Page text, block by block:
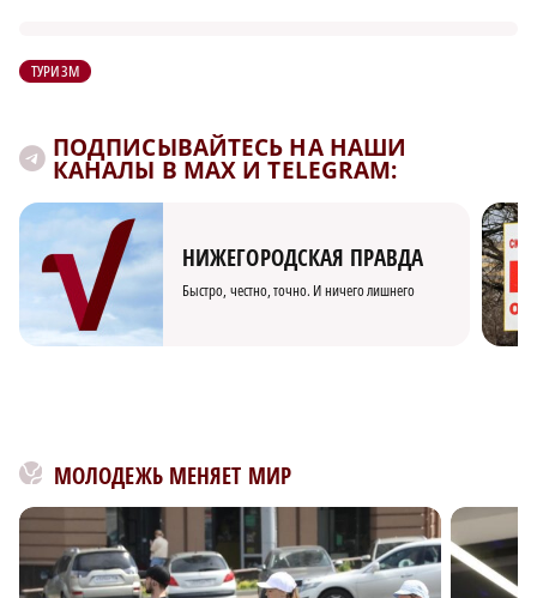
ТУРИЗМ
ПОДПИСЫВАЙТЕСЬ НА НАШИ
КАНАЛЫ В MAX И TELEGRAM:
НИЖЕГОРОДСКАЯ ПРАВДА
Быстро, честно, точно. И ничего лишнего
МОЛОДЕЖЬ МЕНЯЕТ МИР